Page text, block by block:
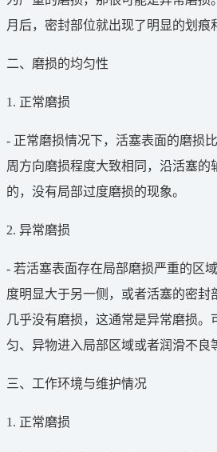
月后，密封部位就出现了明显的划痕
二、磨损的均匀性
1. 正常磨损
- 正常磨损情况下，活塞表面的磨损
周方向磨损程度大致相同，沿活塞的
的，没有局部过度磨损的现象。
2. 异常磨损
- 若活塞表面存在局部磨损严重的区
度明显大于另一侧，或者活塞的密封
几乎没有磨损，这通常是异常磨损。
匀、异物进入局部区域或者润滑不良
三、工作环境与维护情况
1. 正常磨损